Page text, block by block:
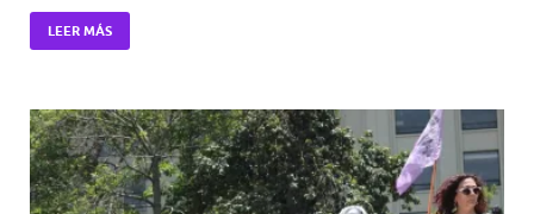
LEER MÁS